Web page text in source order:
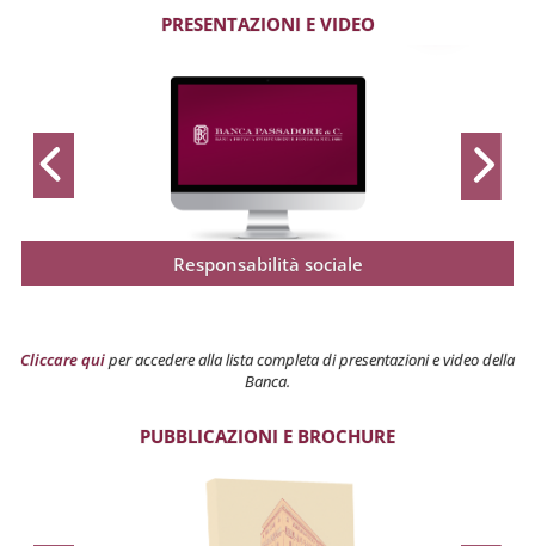
PRESENTAZIONI E VIDEO
Responsabilità sociale
Cliccare quiper accedere alla lista completa di presentazioni e video della
Banca.
PUBBLICAZIONI E BROCHURE